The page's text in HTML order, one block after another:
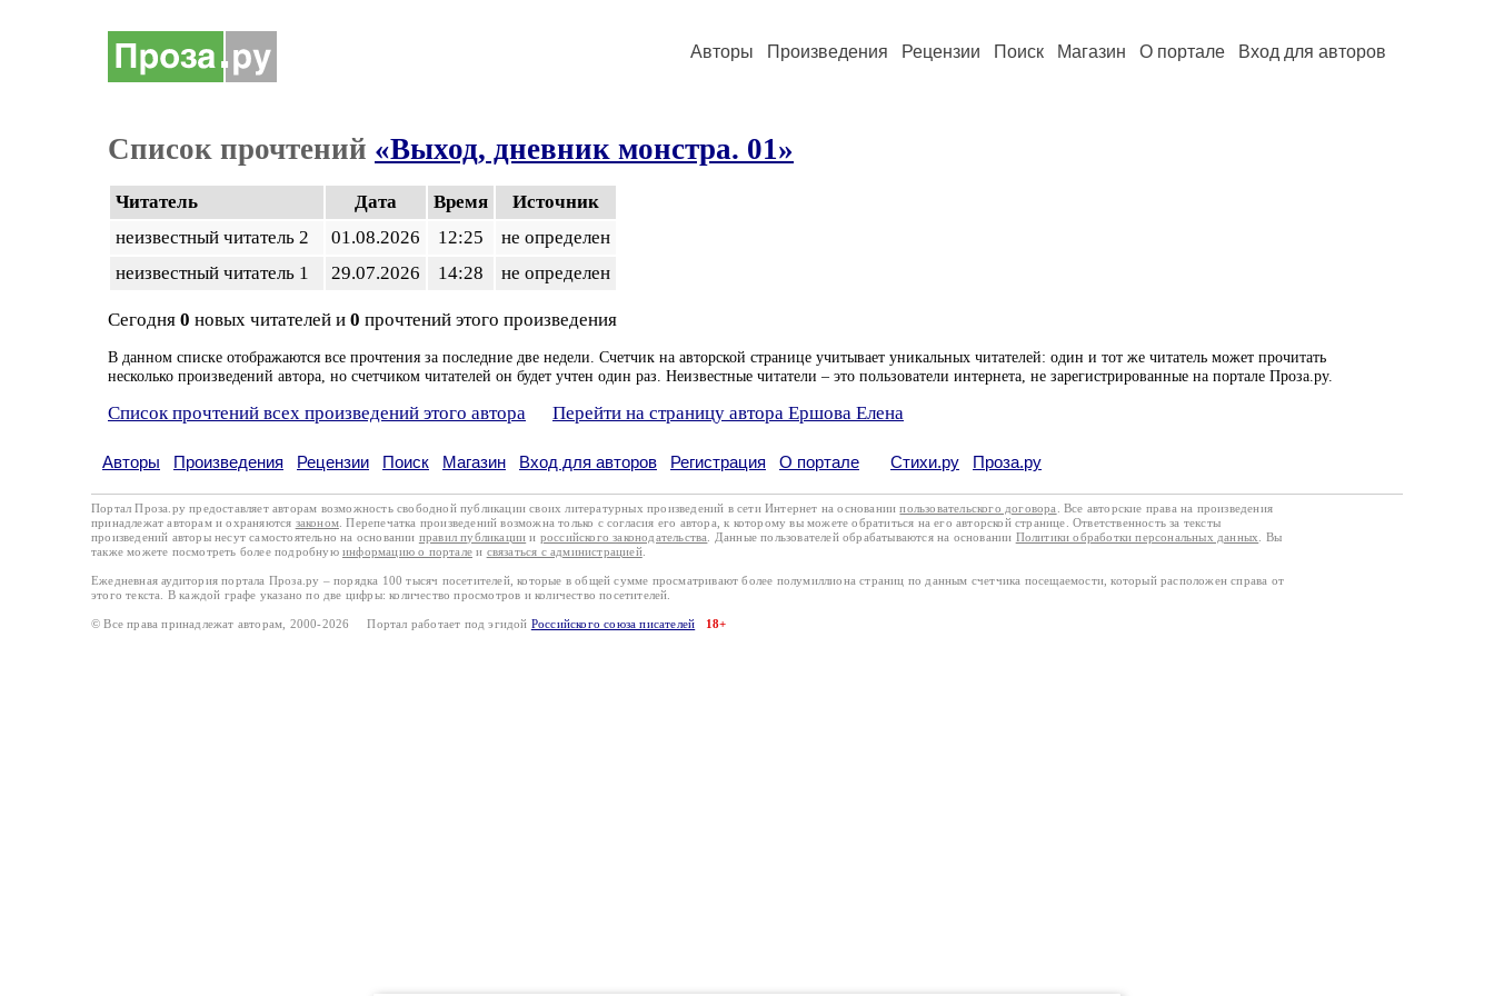
Авторы Произведения Рецензии Поиск Магазин О портале Вход для авторов
Список прочтений «Выход, дневник монстра. 01»
Читатель Дата Время
Источник
неизвестный читатель 2
01.08.2026 12:25
не определен
неизвестный читатель 1
29.07.2026 14:28 не определен
Сегодня 0 новых читателей и 0 прочтений этого произведения
В данном списке отображаются все прочтения за последние две недели. Счетчик на авторской странице учитывает уникальных читателей: один и тот же читатель может прочитать
несколько произведений автора, но счетчиком читателей он будет учтен один раз. Неизвестные читатели – это пользователи интернета, не зарегистрированные на портале Проза.ру.
Список прочтений всех произведений этого автора Перейти на страницу автора Ершова Елена
Авторы Произведения Рецензии Поиск Магазин Вход для авторов Регистрация О портале Стихи.ру Проза.ру
Портал Проза.ру предоставляет авторам возможность свободной публикации своих литературных произведений в сети Интернет на основаниипользовательского договора
. Все авторские права на произведения
принадлежат авторам и охраняются законом . Перепечатка произведений возможна только с согласия его автора, к которому вы можете обратиться на его авторской странице. Ответственность за тексты
произведений авторы несут самостоятельно на основании правил публикации и российского законодательства . Данные пользователей обрабатываются на основании Политики обработки персональных данных
. Вы
также можете посмотреть более подробную информацию о портале и связаться с администрацией.
Ежедневная аудитория портала Проза.ру – порядка 100 тысяч посетителей, которые в общей сумме просматривают более полумиллиона страниц по данным счетчика посещаемости, который расположен справа от
этого текста. В каждой графе указано по две цифры: количество просмотров и количество посетителей.
© Все права принадлежат авторам, 2000-2026 Портал работает под эгидой Российского союза писателей 18+